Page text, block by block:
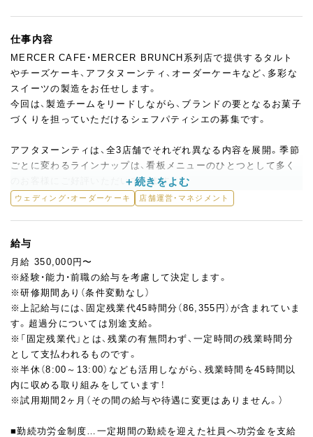
仕事内容
MERCER CAFE・MERCER BRUNCH系列店で提供するタルト
やチーズケーキ、アフタヌーンティ、オーダーケーキなど、多彩な
スイーツの製造をお任せします。
今回は、製造チームをリードしながら、ブランドの要となるお菓子
づくりを担っていただけるシェフパティシエの募集です。
アフタヌーンティは、全3店舗でそれぞれ異なる内容を展開。季節
ごとに変わるラインナップは、看板メニューのひとつとして多く
のお客様にご好評いただいています。
ウェディングや誕生日など、特別な日のオーダーケーキに携わる
基本的にはすべて手作りで、効率化のために一部機械も導入しな
がらも、手仕事の魅力とクオリティを大切にしています。
これまでの経験を活かして即戦力としてご活躍いただきながら、
若手メンバーへの技術指導や現場マネジメントにも関わっていた
だきます。
【具体的には…】
◎作っていただくもの
・ウェディングや貸切などのパーティーケーキ、デザート
・フィナンシェやクッキーなどの焼き菓子製造
ウェディング・オーダーケーキ 店舗運営・マネジメント
給与
月給 350,000円〜
※経験・能力・前職の給与を考慮して決定します。
※研修期間あり（条件変動なし）
※上記給与には、固定残業代45時間分（86,355円）が含まれていま
す。超過分については別途支給。
※「固定残業代」とは、残業の有無問わず、一定時間の残業時間分
として支払われるものです。
※半休（8:00～13:00）なども活用しながら、残業時間を45時間以
内に収める取り組みをしています！
※試用期間2ヶ月（その間の給与や待遇に変更はありません。）
■勤続功労金制度…一定期間の勤続を迎えた社員へ功労金を支給